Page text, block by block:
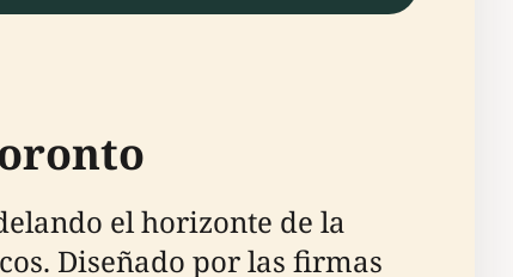
el horizonte de la
Diseñado por las firmas